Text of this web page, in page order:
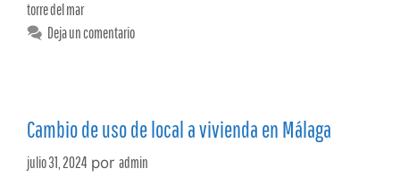
torre del mar
Deja un comentario
Cambio de uso de local a vivienda en Málaga
julio 31, 2024 por admin